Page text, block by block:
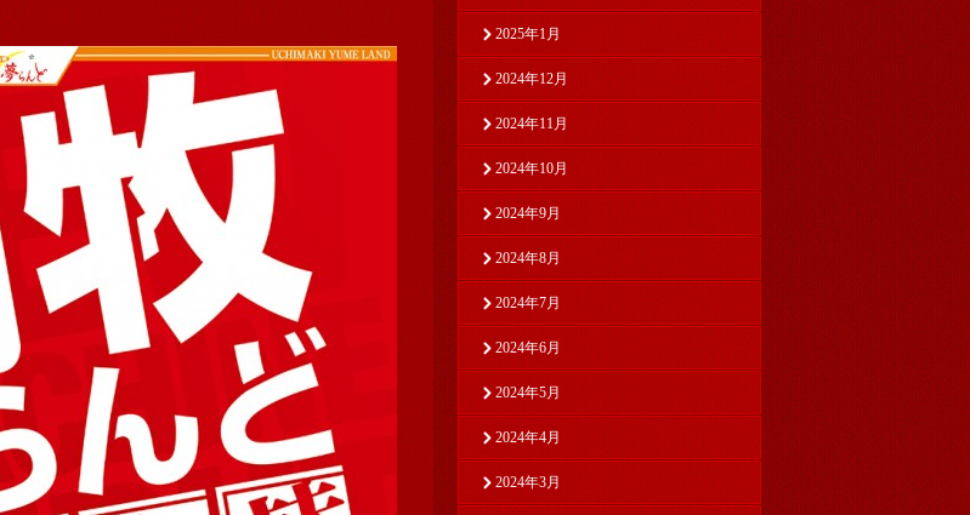
2025年1月
2024年12月
2024年11月
2024年10月
2024年9月
2024年8月
2024年7月
2024年6月
2024年5月
2024年4月
2024年3月